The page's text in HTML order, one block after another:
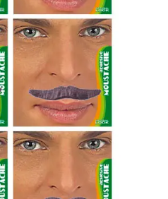
Darab
Kosárba
Szállítás:
- Csomagautomata: 1190
forinttól
- Házhozszállítás: 2190
forinttól
- Személyes átvétel:
ingyenesen